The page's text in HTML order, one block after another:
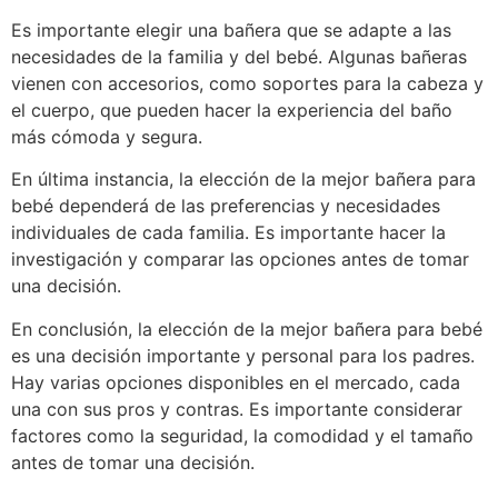
Es importante elegir una bañera que se adapte a las
necesidades de la familia y del bebé. Algunas bañeras
vienen con accesorios, como soportes para la cabeza y
el cuerpo, que pueden hacer la experiencia del baño
más cómoda y segura.
En última instancia, la elección de la mejor bañera para
bebé dependerá de las preferencias y necesidades
individuales de cada familia. Es importante hacer la
investigación y comparar las opciones antes de tomar
una decisión.
En conclusión, la elección de la mejor bañera para bebé
es una decisión importante y personal para los padres.
Hay varias opciones disponibles en el mercado, cada
una con sus pros y contras. Es importante considerar
factores como la seguridad, la comodidad y el tamaño
antes de tomar una decisión.